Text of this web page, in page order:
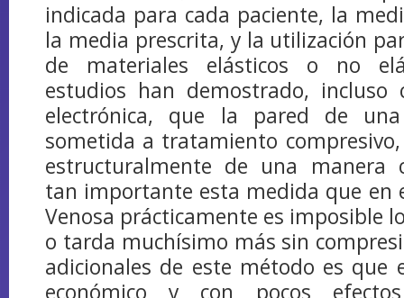
indicada para cada paciente, la
la media prescrita, y la utilización
de materiales elásticos o no
estudios han demostrado, incluso
electrónica, que la pared de
sometida a tratamiento
estructuralmente de una manera
tan importante esta medida que en
Venosa prácticamente es imposible
o tarda muchísimo más sin
adicionales de este método es que
económico y con pocos